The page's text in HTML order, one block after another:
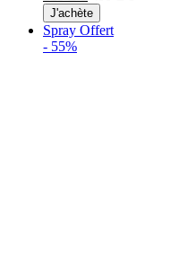
J'achète
Spray Offert
- 55%